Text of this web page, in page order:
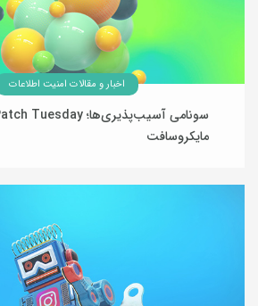
اخبار و مقالات امنیت اطلاعات
مایکروسافت